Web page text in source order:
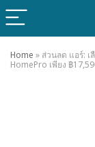
Home » ส่วนลด แอร์: เ
HomePro เพียง ฿